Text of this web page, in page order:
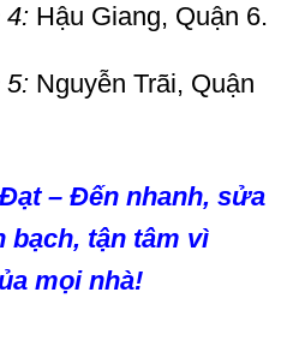
4:Hậu Giang, Quận 6.
5:Nguyễn Trãi, Quận
– Đến nhanh, sửa
bạch, tận tâm vì
mọi nhà!